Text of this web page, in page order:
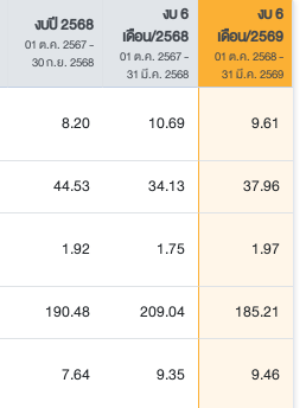
งบปี 2568
01 ต.ค. 2567-
30 ก.ย. 2568
งบ 6
เดือน/2568
01 ต.ค. 2567-
31 มี.ค. 2568
งบ 6
เดือน/2569
01 ต.ค. 2568-
31 มี.ค. 2569
8.20 10.69 9.61
44.53 34.13 37.96
1.92 1.75 1.97
190.48 209.04 185.21
7.64 9.35 9.46